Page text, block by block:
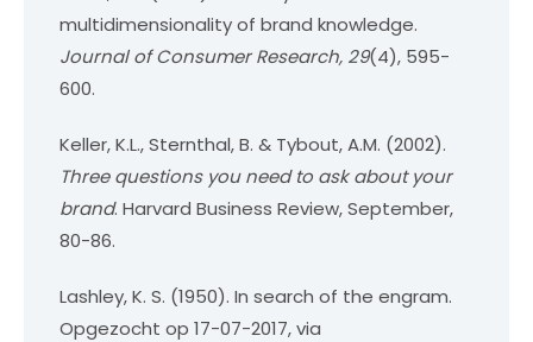
multidimensionality of brand knowledge.
Journal of Consumer Research, 29(4), 595-
600.
Keller, K.L., Sternthal, B. & Tybout, A.M. (2002).
Three questions you need to ask about your
brand. Harvard Business Review, September,
80-86.
Lashley, K. S. (1950). In search of the engram.
Opgezocht op 17-07-2017, via